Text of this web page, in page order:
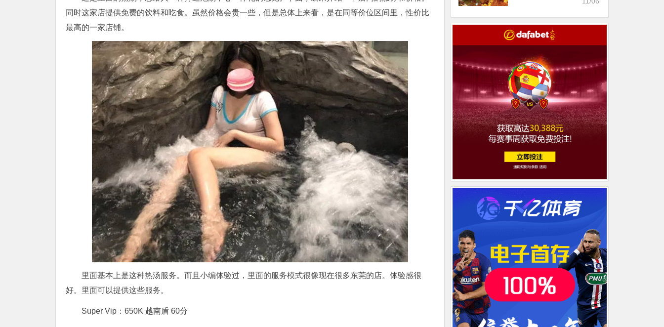
同时这家店提供免费的饮料和吃食。虽然价格会贵一些，但是总体上来看，是在同等价位区间里，性价比
最高的一家店铺。
里面基本上是这种热汤服务。而且小编体验过，里面的服务模式很像现在很多东莞的店。体验感很
好。里面可以提供这些服务。
Super Vip：650K 越南盾 60分